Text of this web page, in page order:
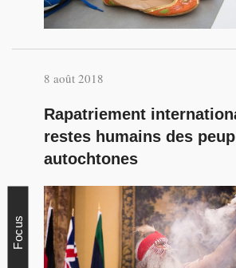
8 août 2018
Rapatriement
restes humains des
autochtones
Focus